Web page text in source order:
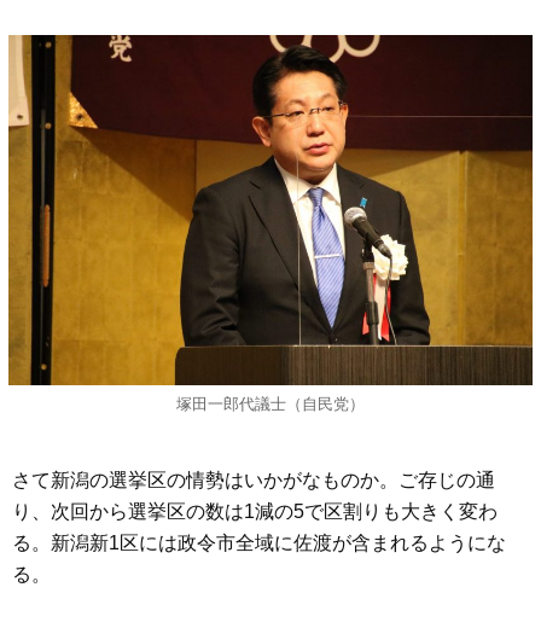
塚田一郎代議士（自民党）
さて新潟の選挙区の情勢はいかがなものか。ご存じの通
り、次回から選挙区の数は1減の5で区割りも大きく変わ
る。新潟新1区には政令市全域に佐渡が含まれるようにな
る。